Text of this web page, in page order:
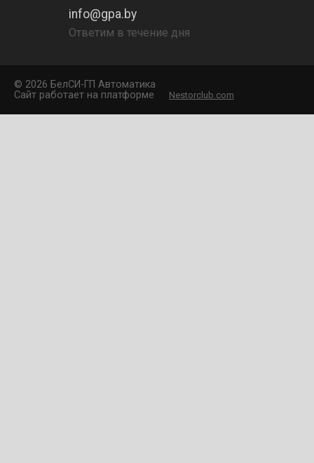
info@gpa.by
Ответим в течение дня
© 2026 БелCИ-ГП Автоматика
Сайт работает на платформе
Nestorclub.com